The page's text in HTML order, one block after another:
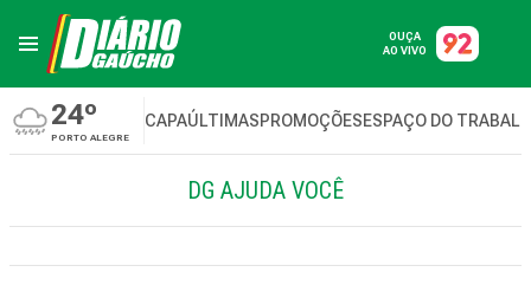
OUÇA
AO VIVO
24º
PORTO ALEGRE
CAPAÚLTIMASPROMOÇÕESESPAÇO DO
DG AJUDA VOCÊ